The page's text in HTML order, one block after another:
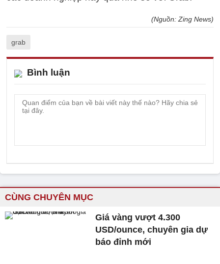
(Nguồn: Zing News)
grab
Bình luận
CÙNG CHUYÊN MỤC
Giá vàng vượt 4.300
USD/ounce, chuyên gia dự
báo đỉnh mới